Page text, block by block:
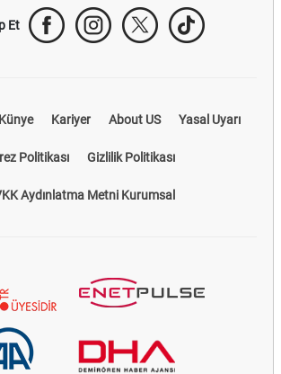
Et
Künye Kariyer About US Yasal Uyarı
Politikası Gizlilik Politikası
Aydınlatma Metni Kurumsal